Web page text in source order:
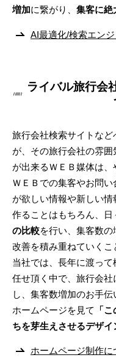
増加に繋がり、 集客に絶
AI最適化/検索エン
ライバル旅行会
旅行会社検索サイトな
が、その旅行会社の雰
が出来るＷＥＢ媒体は、
ＷＥＢでの集客やお問
が欲しい情報や新しい
作ることはもちろん、日
の比較を行い、集客数の
改善を積み重ねていくこ
当社では、長年に渡っ
任せ頂く中で、旅行会
し、集客数増加のお手伝
ホームページを見て
「
ちを芽生えさせるデザイ
ホームページ制作に